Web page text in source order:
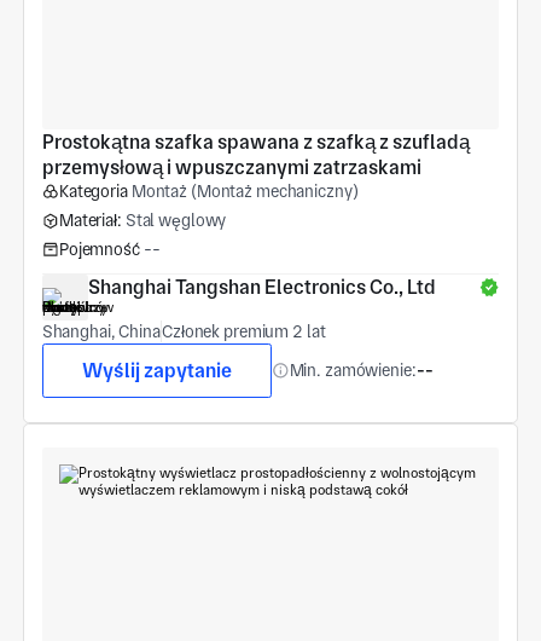
Prostokątna szafka spawana z szafką z szufladą
przemysłową i wpuszczanymi zatrzaskami
Kategoria Montaż (Montaż mechaniczny)
Materiał: Stal węglowy
Pojemność --
Shanghai Tangshan Electronics Co., Ltd
Shanghai, ChinaCzłonek premium 2 lat
Wyślij zapytanie Min. zamówienie:--